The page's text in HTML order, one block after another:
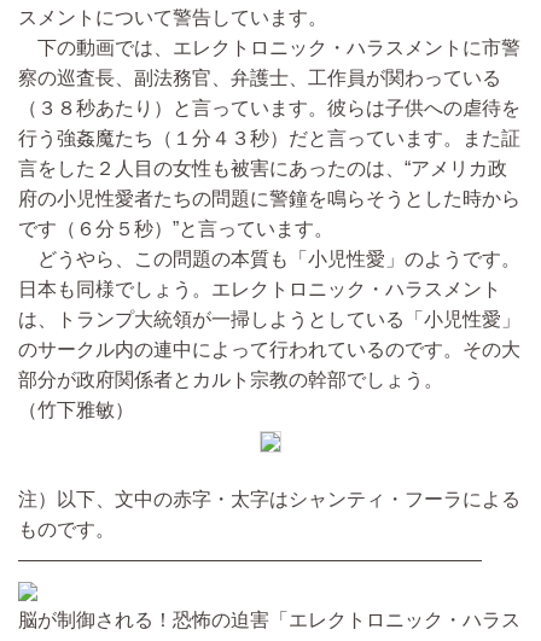
スメントについて警告しています。
下の動画では、エレクトロニック・ハラスメントに市警
察の巡査長、副法務官、弁護士、工作員が関わっている
（３８秒あたり）と言っています。彼らは子供への虐待を
行う強姦魔たち（１分４３秒）だと言っています。また証
言をした２人目の女性も被害にあったのは、“アメリカ政
府の小児性愛者たちの問題に警鐘を鳴らそうとした時から
です（６分５秒）”と言っています。
どうやら、この問題の本質も「小児性愛」のようです。
日本も同様でしょう。エレクトロニック・ハラスメント
は、トランプ大統領が一掃しようとしている「小児性愛」
のサークル内の連中によって行われているのです。その大
部分が政府関係者とカルト宗教の幹部でしょう。
（竹下雅敏）
注）以下、文中の赤字・太字はシャンティ・フーラによる
ものです。
————————————————————————
脳が制御される！恐怖の迫害「エレクトロニック・ハラス